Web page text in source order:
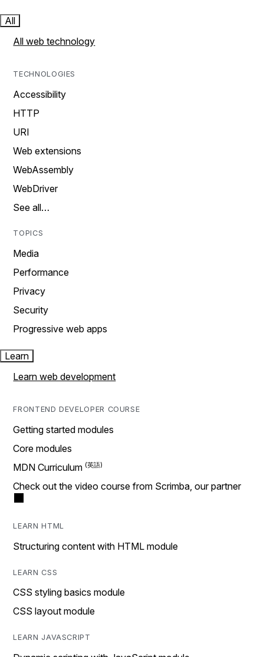
All
All web technology
TECHNOLOGIES
Accessibility
HTTP
URI
Web extensions
WebAssembly
WebDriver
See all…
TOPICS
Media
Performance
Privacy
Security
Progressive web apps
Learn
Learn web development
FRONTEND DEVELOPER COURSE
Getting started modules
Core modules
MDN Curriculum
Check out the video course from Scrimba, our partner
LEARN HTML
Structuring content with HTML module
LEARN CSS
CSS styling basics module
CSS layout module
LEARN JAVASCRIPT